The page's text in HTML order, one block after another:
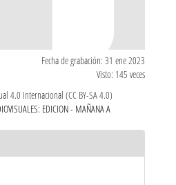
Fecha de grabación: 31 ene 2023
Visto: 145 veces
4.0 Internacional (CC BY-SA 4.0)
EDICION - MAÑANA A